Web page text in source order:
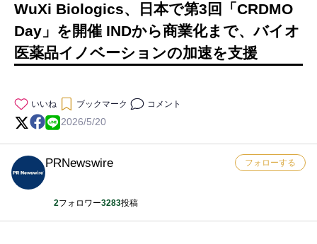
WuXi Biologics、日本で第3回「CRDMO
Day」を開催 INDから商業化まで、バイオ
医薬品イノベーションの加速を支援
いいね ブックマーク コメント
2026/5/20
PRNewswire
2フォロワー3283投稿
フォローする